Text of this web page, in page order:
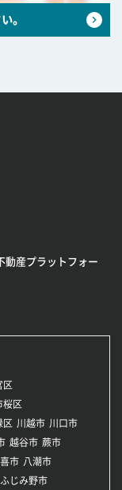
。
動産プラットフォー
区
桜区
区 川越市 川口市
越谷市 蕨市
市 八潮市
ふじみ野市